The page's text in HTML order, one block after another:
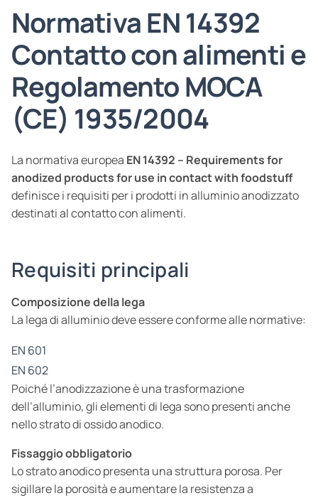
Normativa EN 14392
Contatto con alimenti e
Regolamento MOCA
(CE) 1935/2004
La normativa europea EN 14392 – Requirements for
anodized products for use in contact with foodstuff
definisce i requisiti per i prodotti in alluminio anodizzato
destinati al contatto con alimenti.
Requisiti principali
Composizione della lega
La lega di alluminio deve essere conforme alle normative:
EN 601
EN 602
Poiché l’anodizzazione è una trasformazione
dell’alluminio, gli elementi di lega sono presenti anche
nello strato di ossido anodico.
Fissaggio obbligatorio
Lo strato anodico presenta una struttura porosa. Per
sigillare la porosità e aumentare la resistenza a